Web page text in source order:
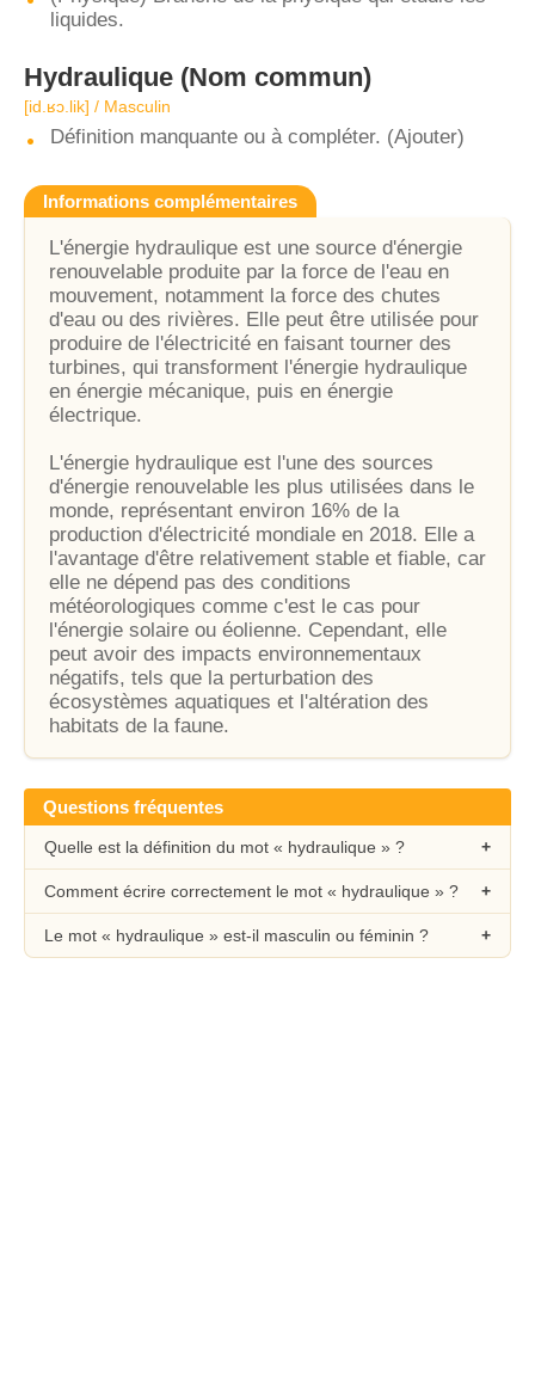
liquides.
Hydraulique (Nom commun)
[id.ʁɔ.lik] / Masculin
Définition manquante ou à compléter. (Ajouter)
Informations complémentaires
L'énergie hydraulique est une source d'énergie
renouvelable produite par la force de l'eau en
mouvement, notamment la force des chutes
d'eau ou des rivières. Elle peut être utilisée pour
produire de l'électricité en faisant tourner des
turbines, qui transforment l'énergie hydraulique
en énergie mécanique, puis en énergie
électrique.
L'énergie hydraulique est l'une des sources
d'énergie renouvelable les plus utilisées dans le
monde, représentant environ 16% de la
production d'électricité mondiale en 2018. Elle a
l'avantage d'être relativement stable et fiable, car
elle ne dépend pas des conditions
météorologiques comme c'est le cas pour
l'énergie solaire ou éolienne. Cependant, elle
peut avoir des impacts environnementaux
négatifs, tels que la perturbation des
écosystèmes aquatiques et l'altération des
habitats de la faune.
Questions fréquentes
Quelle est la définition du mot « hydraulique » ?
Comment écrire correctement le mot « hydraulique » ?
Le mot « hydraulique » est-il masculin ou féminin ?